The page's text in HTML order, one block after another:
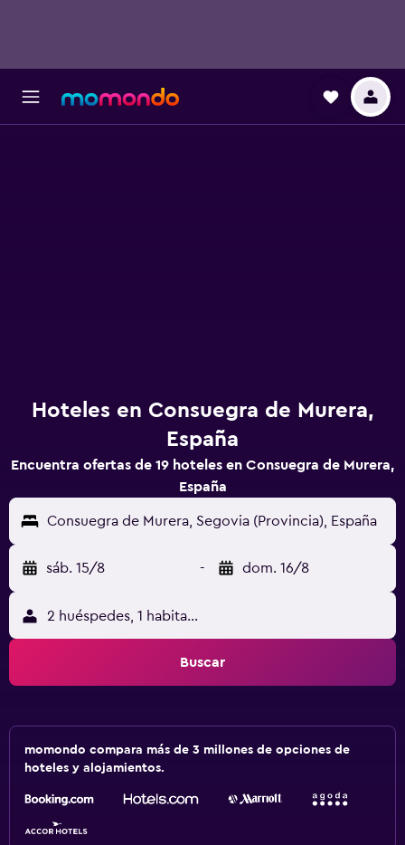
Hoteles en Consuegra de Murera,
España
Encuentra ofertas de 19 hoteles en Consuegra de Murera,
España
Consuegra de Murera, Segovia (Provincia), España
sáb. 15/8 - dom. 16/8
2 huéspedes, 1 habitación
Buscar
momondo compara más de 3 millones de opciones de
hoteles y alojamientos.